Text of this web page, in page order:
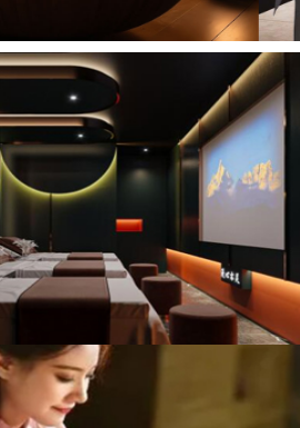
与现代结合的休闲养生馆
养生馆融合了中医养生理念与现代科